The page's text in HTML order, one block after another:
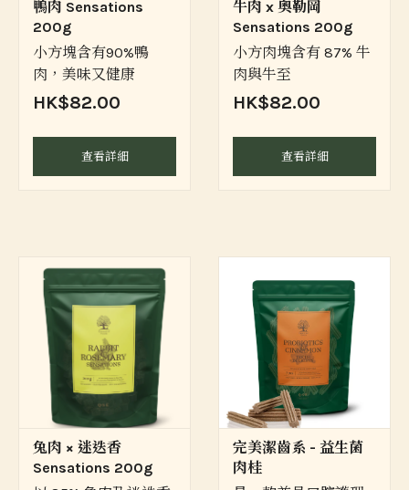
鴨肉 Sensations
200g
小方塊含有90%鴨
肉，美味又健康
HK$82.00
查看詳細
牛肉 x 奧勒岡
Sensations 200g
小方肉塊含有 87% 牛
肉與牛至
HK$82.00
查看詳細
兔肉 × 迷迭香
Sensations 200g
完美潔齒系 - 益生菌
肉桂